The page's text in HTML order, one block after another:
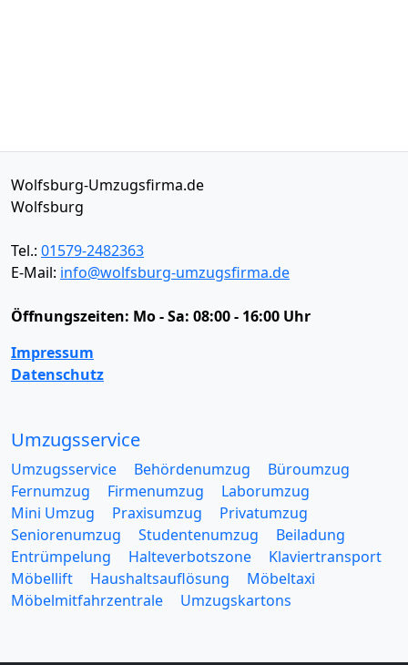
Wolfsburg-Umzugsfirma.de
Wolfsburg
Tel.: 01579-2482363
E-Mail: info@wolfsburg-umzugsfirma.de
Öffnungszeiten: Mo - Sa: 08:00 - 16:00 Uhr
Impressum
Datenschutz
Umzugsservice
Umzugsservice Behördenumzug
Büroumzug
Fernumzug
Firmenumzug
Laborumzug
Mini Umzug
Praxisumzug
Privatumzug
Seniorenumzug
Studentenumzug
Beiladung
Entrümpelung
Halteverbotszone
Klaviertransport
Möbellift
Haushaltsauflösung
Möbeltaxi
Möbelmitfahrzentrale
Umzugskartons